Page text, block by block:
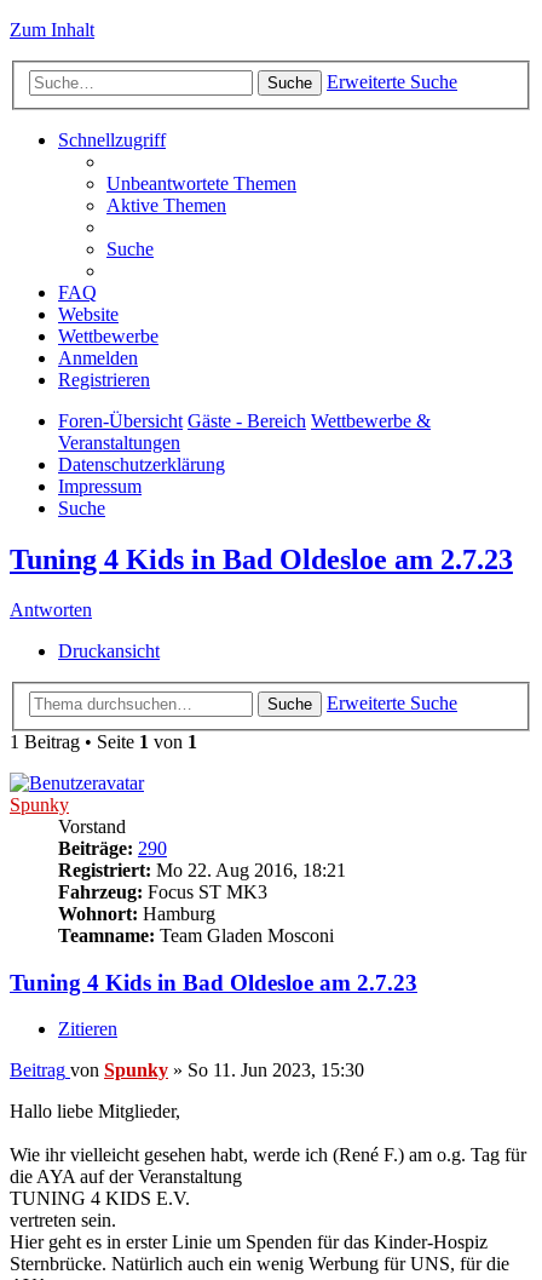
Zum Inhalt
Suche Erweiterte Suche
Schnellzugriff
Unbeantwortete Themen
Aktive Themen
Suche
FAQ
Website
Wettbewerbe
Anmelden
Registrieren
Foren-Übersicht Gäste - Bereich Wettbewerbe &
Veranstaltungen
Datenschutzerklärung
Impressum
Suche
Tuning 4 Kids in Bad Oldesloe am 2.7.23
Antworten
Druckansicht
Suche
Erweiterte Suche
1 Beitrag • Seite 1 von 1
Spunky
Vorstand
Beiträge: 290
Registriert: Mo 22. Aug 2016, 18:21
Fahrzeug: Focus ST MK3
Wohnort: Hamburg
Teamname: Team Gladen Mosconi
Tuning 4 Kids in Bad Oldesloe am 2.7.23
Zitieren
Beitrag von Spunky » So 11. Jun 2023, 15:30
Hallo liebe Mitglieder,
Wie ihr vielleicht gesehen habt, werde ich (René F.) am o.g. Tag für
die AYA auf der Veranstaltung
TUNING 4 KIDS E.V.
vertreten sein.
Hier geht es in erster Linie um Spenden für das Kinder-Hospiz
Sternbrücke. Natürlich auch ein wenig Werbung für UNS, für die